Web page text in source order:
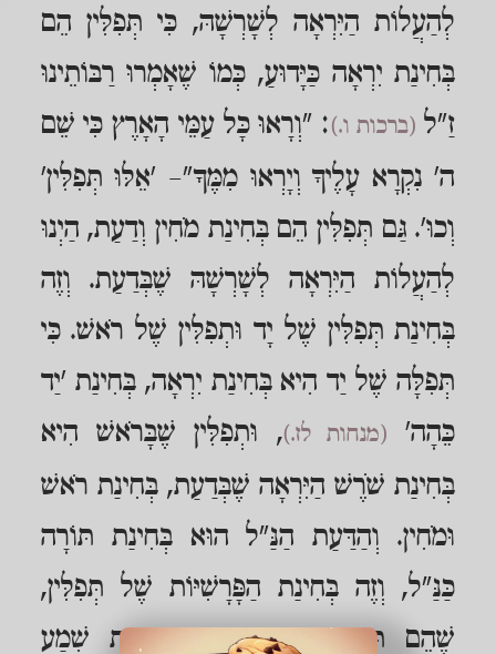
לְהַעֲלוֹת הַיִּרְאָה לְשָׁרְשָׁהּ, כִּי תְּפִלִּין הֵם
בְּחִינַת יִרְאָה כַּיָּדוּעַ, כְּמוֹ שֶׁאָמְרוּ רַבּוֹתֵינוּ
זַ"ל (ברכות ו.): "וְרָאוּ כָּל עַמֵּי הָאָרֶץ כִּי שֵׁם
ה' נִקְרָא עָלֶיךָ וְיָרְאוּ מִמֶּךָּ"– 'אֵלּוּ תְּפִלִּין'
וְכוּ'. גַּם תְּפִלִּין הֵם בְּחִינַת מֹחִין וְדַעַת, הַיְנוּ
לְהַעֲלוֹת הַיִּרְאָה לְשָׁרְשָׁהּ שֶׁבְּדַעַת. וְזֶה
בְּחִינַת תְּפִלִּין שֶׁל יָד וּתְפִלִּין שֶׁל רֹאשׁ. כִּי
תְּפִלָּה שֶׁל יַד הִיא בְּחִינַת יִרְאָה, בְּחִינַת 'יַד
כֵּהָה'
(מנחות לז.), וּתְפִלִּין שֶׁבָּרֹאשׁ הִיא
בְּחִינַת שֹׁרֶשׁ הַיִּרְאָה שֶׁבְּדַעַת, בְּחִינַת רֹאשׁ
וּמֹחִין. וְהַדַּעַת הַנַּ"ל הוּא בְּחִינַת תּוֹרָה
כַּנַּ"ל, וְזֶה בְּחִינַת הַפָּרָשִׁיּוֹת שֶׁל תְּפִלִּין,
שֶׁהֵם תּוֹרָה. וְזֶה בְּחִינַת קְרִיאַת שְׁמַע